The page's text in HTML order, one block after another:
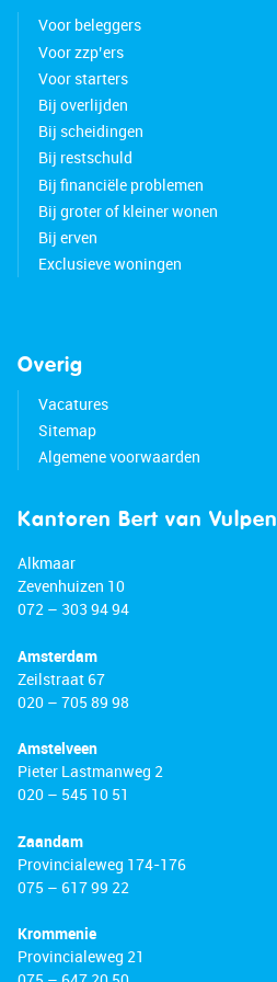
Voor beleggers
Voor zzp’ers
Voor starters
Bij overlijden
Bij scheidingen
Bij restschuld
Bij financiële problemen
Bij groter of kleiner wonen
Bij erven
Exclusieve woningen
Overig
Vacatures
Sitemap
Algemene voorwaarden
Kantoren Bert van Vulpen
Alkmaar
Zevenhuizen 10
072 – 303 94 94
Amsterdam
Zeilstraat 67
020 – 705 89 98
Amstelveen
Pieter Lastmanweg 2
020 – 545 10 51
Zaandam
Provincialeweg 174-176
075 – 617 99 22
Krommenie
Provincialeweg 21